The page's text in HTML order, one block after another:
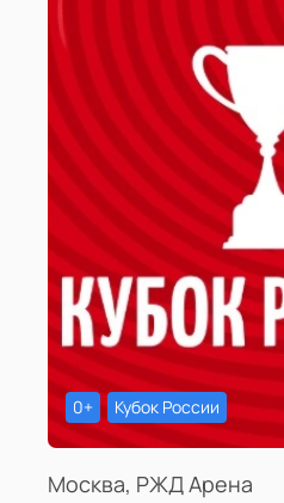
0+ Кубок России
Москва, РЖД Арена